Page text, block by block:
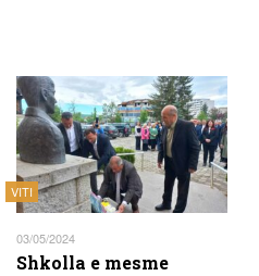
VITI
03/05/2024
Shkolla e mesme